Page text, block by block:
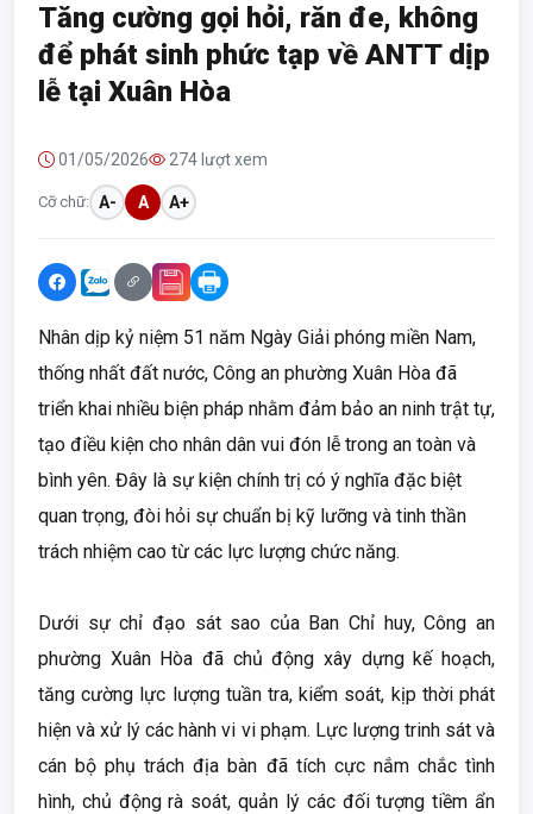
Tăng cường gọi hỏi, răn đe, không
để phát sinh phức tạp về ANTT dịp
lễ tại Xuân Hòa
01/05/2026 274 lượt xem
Cỡ chữ: A- A A+
Nhân dịp kỷ niệm 51 năm Ngày Giải phóng miền Nam,
thống nhất đất nước, Công an phường Xuân Hòa đã
triển khai nhiều biện pháp nhằm đảm bảo an ninh trật tự,
tạo điều kiện cho nhân dân vui đón lễ trong an toàn và
bình yên. Đây là sự kiện chính trị có ý nghĩa đặc biệt
quan trọng, đòi hỏi sự chuẩn bị kỹ lưỡng và tinh thần
trách nhiệm cao từ các lực lượng chức năng.
Dưới sự chỉ đạo sát sao của Ban Chỉ huy, Công an
phường Xuân Hòa đã chủ động xây dựng kế hoạch,
tăng cường lực lượng tuần tra, kiểm soát, kịp thời phát
hiện và xử lý các hành vi vi phạm. Lực lượng trinh sát và
cán bộ phụ trách địa bàn đã tích cực nắm chắc tình
hình, chủ động rà soát, quản lý các đối tượng tiềm ẩn